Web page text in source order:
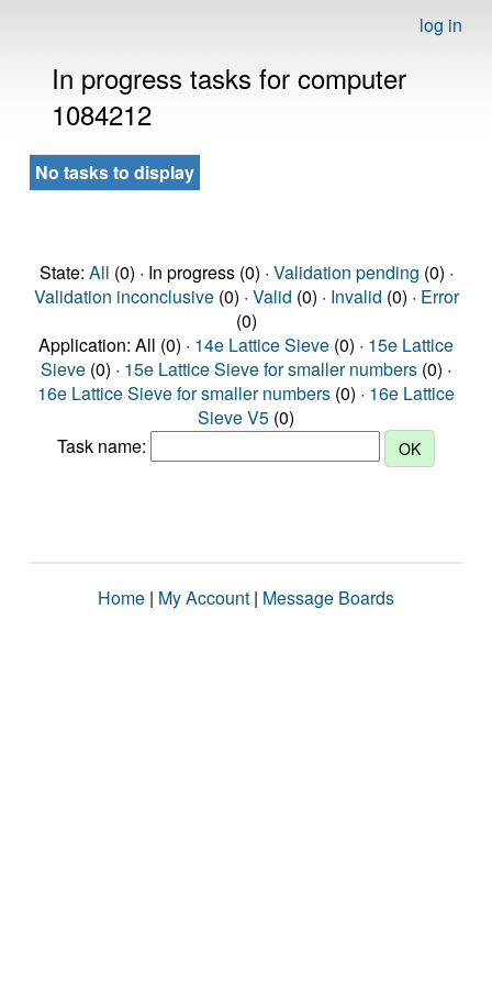
log in
In progress tasks for computer
1084212
No tasks to display
State: All (0) · In progress (0) · Validation pending (0) ·
Validation inconclusive(0) · Valid (0) · Invalid (0) · Error
(0)
Application: All (0) · 14e Lattice Sieve (0) · 15e Lattice
Sieve (0) · 15e Lattice Sieve for smaller numbers (0) ·
16e Lattice Sieve for smaller numbers (0) · 16e Lattice
Sieve V5 (0)
Task name:
Home | My Account | Message Boards